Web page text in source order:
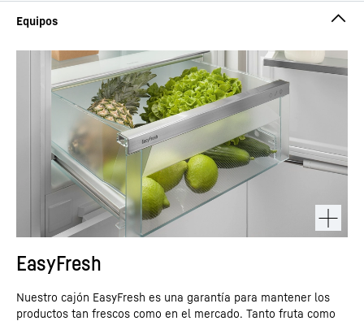
EasyFresh
Nuestro cajón EasyFresh es una garantía para mantener los
productos tan frescos como en el mercado. Tanto fruta como